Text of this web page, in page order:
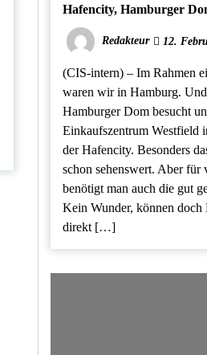
Hafencity, Hamburger
Redakteur 12.
(CIS-intern) – Im Rahmen
waren wir in Hamburg.
Hamburger Dom besucht
Einkaufszentrum Westfield
der Hafencity. Besonders
schon sehenswert. Aber für
benötigt man auch die gut
Kein Wunder, können
direkt […]